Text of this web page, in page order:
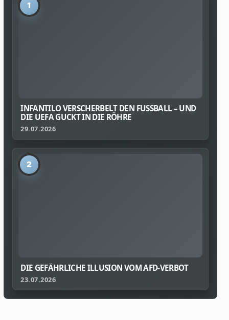
1
INFANTILO VERSCHERBELT DEN FUSSBALL – UND D
IE UEFA GUCKT IN DIE RÖHRE
29.07.2026
2
DIE GEFÄHRLICHE ILLUSION VOM AFD-VERBOT
23.07.2026